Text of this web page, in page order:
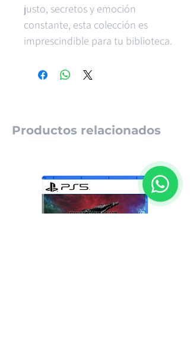
justo, secretos y emoción
constante, esta colección es
imprescindible para tu biblioteca.
Productos relacionados
1